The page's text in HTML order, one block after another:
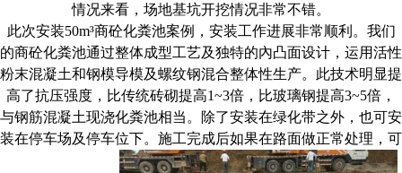
情况来看，场地基坑开挖情况非常不错。
此次安装50m³商砼化粪池案例，安装工作进展非常顺利。我们
的商砼化粪池通过整体成型工艺及独特的內凸面设计，运用活性
粉末混凝土和钢模导模及螺纹钢混合整体性生产。此技术明显提
高了抗压强度，比传统砖砌提高1~3倍，比玻璃钢提高3~5倍，
与钢筋混凝土现浇化粪池相当。除了安装在绿化带之外，也可安
装在停车场及停车位下。施工完成后如果在路面做正常处理，可